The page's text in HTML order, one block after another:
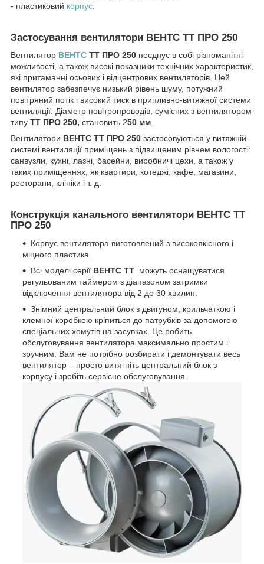
- пластиковий корпус
Застосування вентилятори ВЕНТС ТТ ПРО 250
Вентилятор ВЕНТС ТТ ПРО 250 поєднує в собі різноманітні
можливості, а також високі показники технічних характеристик,
які притаманні осьових і відцентрових вентиляторів. Цей
вентилятор забезпечує низький рівень шуму, потужний
повітряний потік і високий тиск в припливно-витяжної системи
вентиляції. Діаметр повітропроводів, сумісних з вентилятором
типу ТТ ПРО 250, становить 250 мм.
Вентилятори ВЕНТС ТТ ПРО 250 застосовуються у витяжній
системі вентиляції приміщень з підвищеним рівнем вологості:
санвузли, кухні, лазні, басейни, виробничі цехи, а також у
таких приміщеннях, як квартири, котеджі, кафе, магазини,
ресторани, клініки і т. д.
Конструкція канального вентилятори ВЕНТС ТТ
ПРО 250
Корпус вентилятора виготовлений з високоякісного і
міцного пластика.
Всі моделі серії ВЕНТС ТТ можуть оснащуватися
регульованим таймером з діапазоном затримки
відключення вентилятора від 2 до 30 хвилин.
Знімний центральний блок з двигуном, крильчаткою і
клемної коробкою кріпиться до патрубків за допомогою
спеціальних хомутів на засувках. Це робить
обслуговування вентилятора максимально простим і
зручним. Вам не потрібно розбирати і демонтувати весь
вентилятор – просто витягніть центральний блок з
корпусу і зробіть сервісне обслуговування.